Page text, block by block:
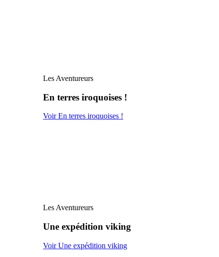
Les Aventureurs
En terres iroquoises !
Voir En terres iroquoises !
Les Aventureurs
Une expédition viking
Voir Une expédition viking